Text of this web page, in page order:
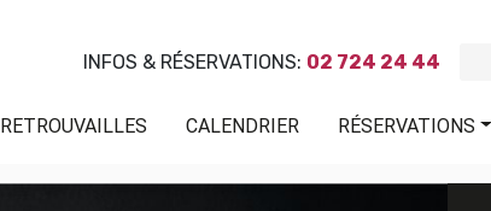
INFOS & RÉSERVATIONS: 02 724 24 44
RETROUVAILLES CALENDRIER RÉSERVATIONS